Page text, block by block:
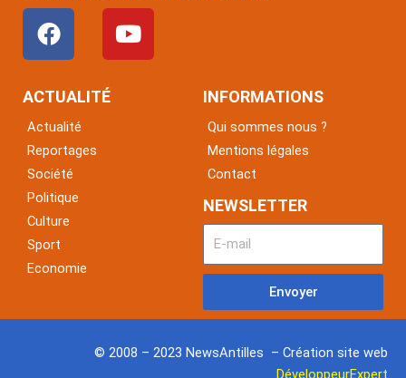
F
a
c
e
o
o
k
Y
o
u
ACTUALITÉ
Actualité
Reportages
Société
Politique
Culture
Sport
Economie
INFORMATIONS
Qui sommes nous ?
Mentions légales
Contact
NEWSLETTER
Envoyer
© 2008 – 2023 NewsAntilles – Création site web